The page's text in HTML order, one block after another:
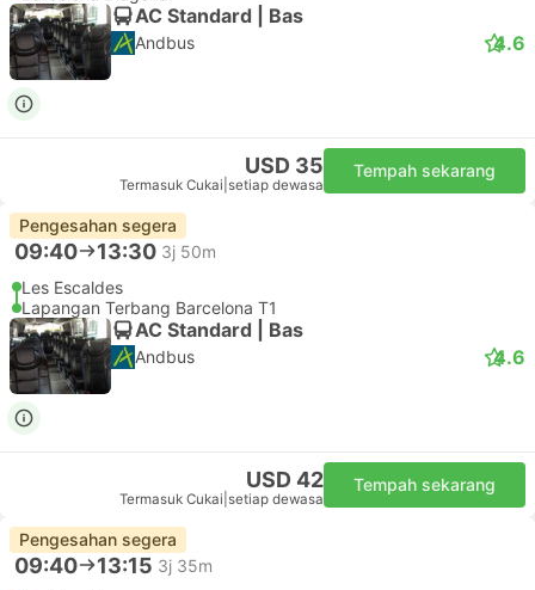
AC Standard | Bas
Andbus 4.6
USD 35
Termasuk Cukai setiap dewasa
Tempah sekarang
Pengesahan segera
09:40 13:30 3j 50m
Les Escaldes
Lapangan Terbang Barcelona T1
AC Standard | Bas
Andbus 4.6
USD 42
Termasuk Cukai setiap dewasa
Tempah sekarang
Pengesahan segera
09:40 13:15 3j 35m